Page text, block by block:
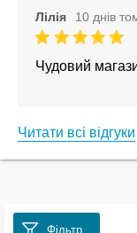
Лілія 10 днів
Чудовий
Читати всі відгуки
Фільтр